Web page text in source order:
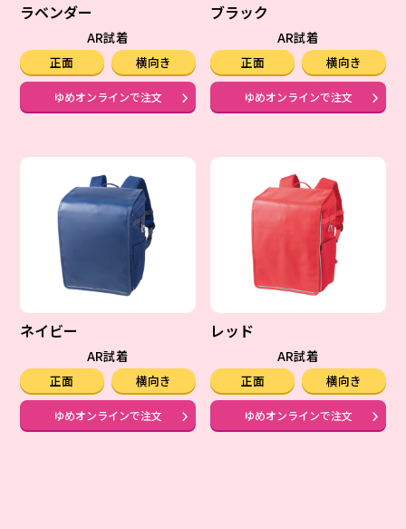
ラベンダー
AR試着
正面 横向き
ゆめオンラインで注文
ブラック
AR試着
正面 横向き
ゆめオンラインで注文
ネイビー
AR試着
正面 横向き
ゆめオンラインで注文
レッド
AR試着
正面 横向き
ゆめオンラインで注文